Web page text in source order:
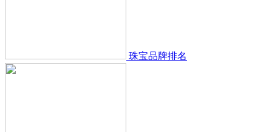
珠宝品牌排名